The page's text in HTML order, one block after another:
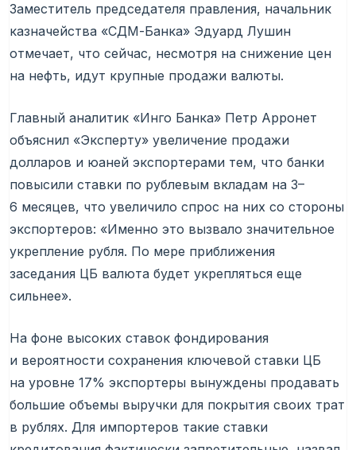
Заместитель председателя правления, начальник
казначейства «СДМ-Банка» Эдуард Лушин
отмечает, что сейчас, несмотря на снижение цен
на нефть, идут крупные продажи валюты.
Главный аналитик «Инго Банка» Петр Арронет
объяснил «Эксперту» увеличение продажи
долларов и юаней экспортерами тем, что банки
повысили ставки по рублевым вкладам на 3–
6 месяцев, что увеличило спрос на них со стороны
экспортеров: «Именно это вызвало значительное
укрепление рубля. По мере приближения
заседания ЦБ валюта будет укрепляться еще
сильнее».
На фоне высоких ставок фондирования
и вероятности сохранения ключевой ставки ЦБ
на уровне 17% экспортеры вынуждены продавать
большие объемы выручки для покрытия своих трат
в рублях. Для импортеров такие ставки